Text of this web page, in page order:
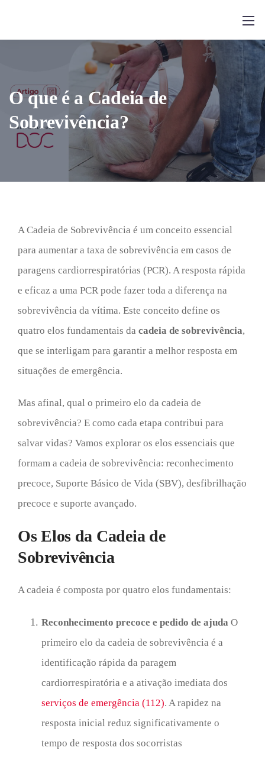
O que é a Cadeia de
Sobrevivência?
A Cadeia de Sobrevivência é um conceito essencial
para aumentar a taxa de sobrevivência em casos de
paragens cardiorrespiratórias (PCR). A resposta rápida
e eficaz a uma PCR pode fazer toda a diferença na
sobrevivência da vítima. Este conceito define os
quatro elos fundamentais da cadeia de sobrevivência,
que se interligam para garantir a melhor resposta em
situações de emergência.
Mas afinal, qual o primeiro elo da cadeia de
sobrevivência? E como cada etapa contribui para
salvar vidas? Vamos explorar os elos essenciais que
formam a cadeia de sobrevivência: reconhecimento
precoce, Suporte Básico de Vida (SBV), desfibrilhação
precoce e suporte avançado.
Os Elos da Cadeia de
Sobrevivência
A cadeia é composta por quatro elos fundamentais:
Reconhecimento precoce e pedido de ajuda O
primeiro elo da cadeia de sobrevivência é a
identificação rápida da paragem
cardiorrespiratória e a ativação imediata dos
serviços de emergência (112). A rapidez na
resposta inicial reduz significativamente o
tempo de resposta dos socorristas